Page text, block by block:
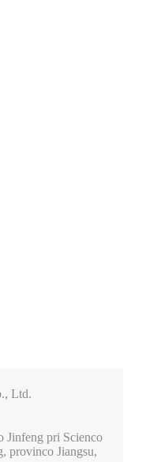
Ltd.
Jinfeng pri Scienco
provinco Jiangsu,